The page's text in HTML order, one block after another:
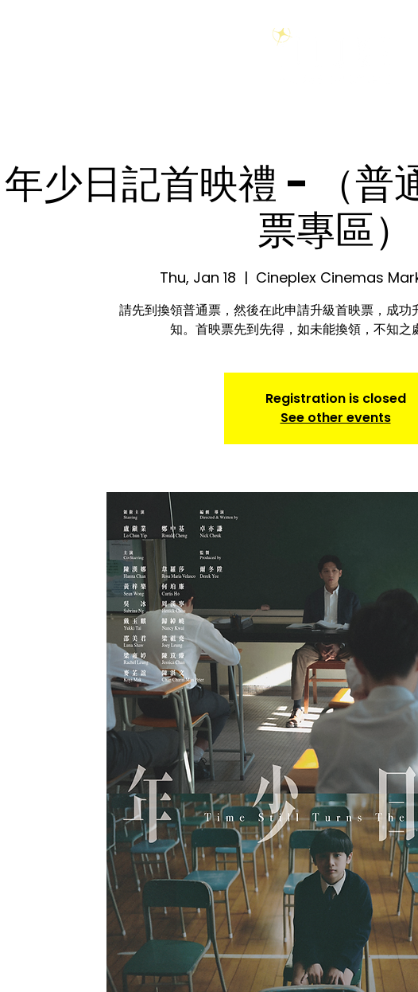
年少日記首映禮 - （普
票專區）
Thu, Jan 18
  |
Cineplex Cinemas
請先到換領普通票，然後在此申請升級首映票，成功
知。首映票先到先得，如未能換領，不知之
Registration is closed
See other events